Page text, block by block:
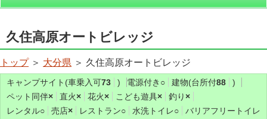
久住高原オートビレッジ
トップ＞ 大分県 ＞ 久住高原オートビレッジ
キャンプサイト(車乗入可73 ) 電源付き ○ 建物(台所付88
)
ペット同伴× 直火× 花火× こども遊具× 釣り ×
レンタル○ 売店× レストラン○ 水洗トイレ○
バリアフリートイレ